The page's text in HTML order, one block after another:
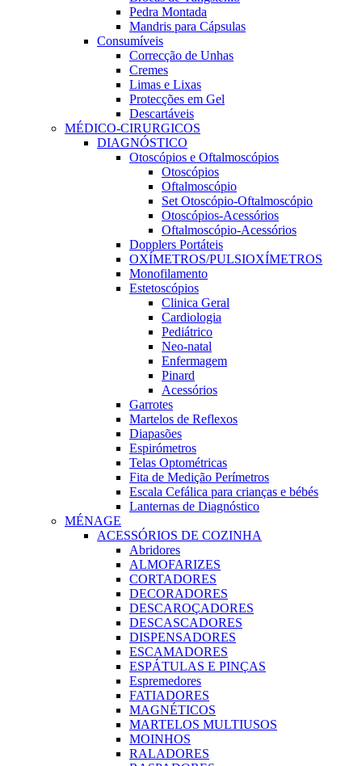
Pedra Montada
Mandris para Cápsulas
Consumíveis
Correcção de Unhas
Cremes
Limas e Lixas
Protecções em Gel
Descartáveis
MÉDICO-CIRURGICOS
DIAGNÓSTICO
Otoscópios e Oftalmoscópios
Otoscópios
Oftalmoscópio
Set Otoscópio-Oftalmoscópio
Otoscópios-Acessórios
Oftalmoscópio-Acessórios
Dopplers Portáteis
OXÍMETROS/PULSIOXÍMETROS
Monofilamento
Estetoscópios
Clinica Geral
Cardiologia
Pediátrico
Neo-natal
Enfermagem
Pinard
Acessórios
Garrotes
Martelos de Reflexos
Diapasões
Espirómetros
Telas Optométricas
Fita de Medição Perímetros
Escala Cefálica para crianças e bébés
Lanternas de Diagnóstico
MÉNAGE
ACESSÓRIOS DE COZINHA
Abridores
ALMOFARIZES
CORTADORES
DECORADORES
DESCAROÇADORES
DESCASCADORES
DISPENSADORES
ESCAMADORES
ESPÁTULAS E PINÇAS
Espremedores
FATIADORES
MAGNÉTICOS
MARTELOS MULTIUSOS
MOINHOS
RALADORES